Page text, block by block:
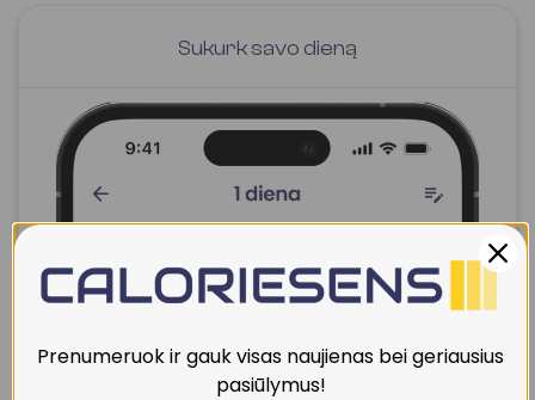
Sukurk savo dieną
Prenumeruok ir gauk visas naujienas bei geriausius
pasiūlymus!